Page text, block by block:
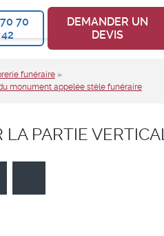
70
DEMANDER UN
DEVIS
funéraire »
monument appelée stèle funéraire
LA PARTIE